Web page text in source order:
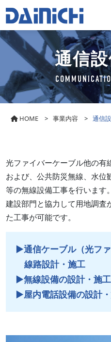
通信
HOME > 事業内容 > 通信
光ファイバーケーブル他の有
および、公共防災無線、水位
等の無線設備工事を行います
建設部門と協力して用地調査
た工事が可能です。
▶︎通信ケーブル（光ファ
線路設計・施工
▶︎無線設備の設計・施工
▶︎屋内電話設備の設計